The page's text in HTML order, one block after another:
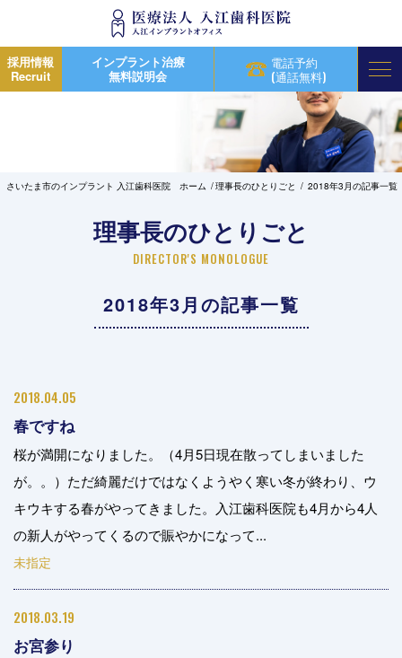
採用情報
Recruit
インプラント治療
無料説明会
電話予約
(通話無料)
さいたま市のインプラント 入江歯科医院 ホーム 理事長のひとりごと 2018年3月の記事一覧
理事長のひとりごと
DIRECTOR'S MONOLOGUE
2018年3月の記事一覧
2018.04.05
春ですね
桜が満開になりました。（4月5日現在散ってしまいました
が。。）ただ綺麗だけではなくようやく寒い冬が終わり、ウ
キウキする春がやってきました。入江歯科医院も4月から4人
の新人がやってくるので賑やかになって...
未指定
2018.03.19
お宮参り